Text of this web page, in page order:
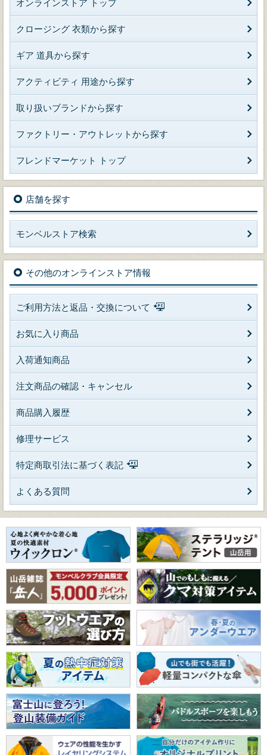
オンラインストア トップ
クロージング 衣類から探す
ギア 道具から探す
アクティビティ 用途から探す
取り扱いブランドから探す
ファクトリー・アウトレットから探す
フレンドマーケット トップ
店舗を探す
モンベルストア検索
その他のオンラインストア情報
ご利用方法と返品・交換について
お気に入り商品
入荷通知商品
注文商品の確認・キャンセル
商品購入履歴
修理サービス
特定商取引法に基づく表記
よくある質問